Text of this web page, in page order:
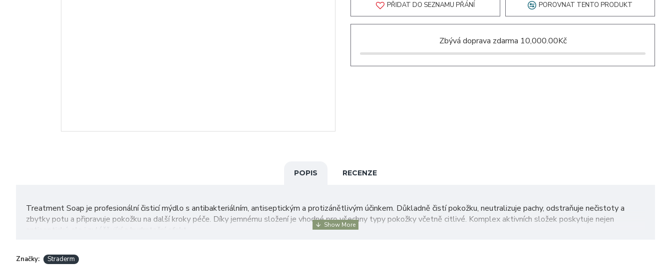
PŘIDAT DO SEZNAMU PŘÁNÍ POROVNAT TENTO PRODUKT
Zbývá doprava zdarma 10,000.00Kč
POPIS RECENZE
Treatment Soap je profesionální čisticí mýdlo s antibakteriálním, antiseptickým a protizánětlivým účinkem. Důkladně čistí pokožku, neutralizuje pachy, odstraňuje nečistoty a
zbytky potu a připravuje pokožku na další kroky péče. Díky jemnému složení je vhodné pro všechny typy pokožky včetně citlivé. Komplex aktivních složek poskytuje nejen
antiseptický, ale i zvláčňující a hydratační efekt.
péči o pokožku rukou a nohou.
Značky: Straderm